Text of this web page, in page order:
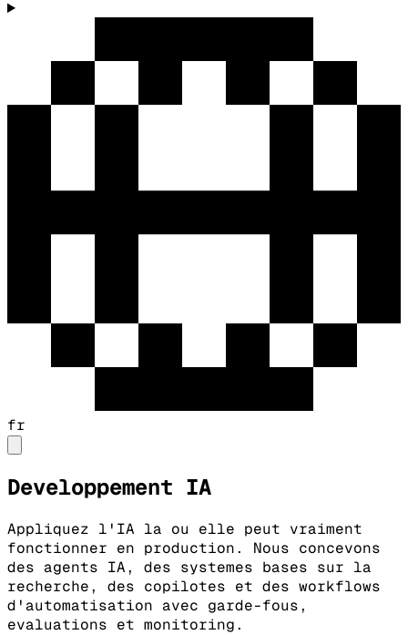
fr
Developpement IA
Appliquez l'IA la ou elle peut vraiment
fonctionner en production. Nous concevons
des agents IA, des systemes bases sur la
recherche, des copilotes et des workflows
d'automatisation avec garde-fous,
evaluations et monitoring.